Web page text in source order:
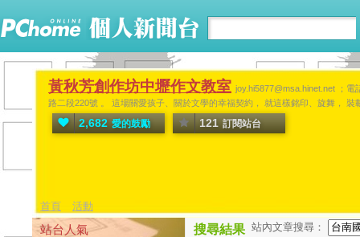
黃秋芳創作坊中壢作文教室 joy.hi5877@msa.hinet.net ；
路二段220號 。 這場關愛孩子、關於文學的幸福契約， 就這樣銘印、旋舞，
2,682 愛的鼓勵 121 訂閱站台
首頁 活動
搜尋結果 站內文章搜尋：
站台人氣